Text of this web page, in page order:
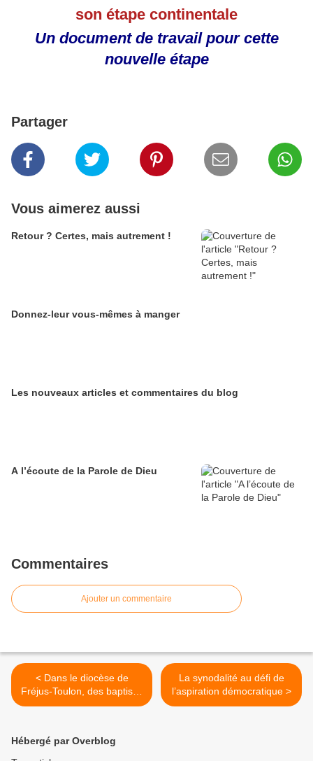
son étape continentale
Un document de travail pour cette
nouvelle étape
Partager
Vous aimerez aussi
Retour ? Certes, mais autrement !
Donnez-leur vous-mêmes à manger
Les nouveaux articles et commentaires du blog
A l’écoute de la Parole de Dieu
Commentaires
Ajouter un commentaire
< Dans le diocèse de
Fréjus-Toulon, des baptisés
en chemin vers une Église
La synodalité au défi de
l’aspiration démocratique >
Hébergé par Overblog